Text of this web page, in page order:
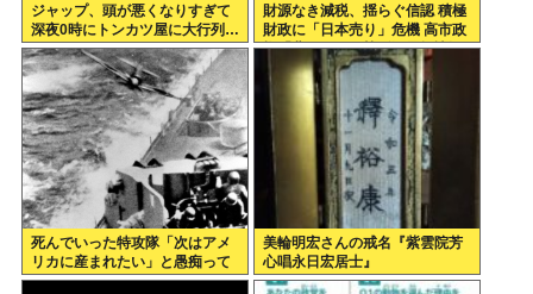
ジャップ、頭が悪くなりすぎて
深夜0時にトンカツ屋に大行列…
財源なき減税、揺らぐ信認 積極
財政に「日本売り」危機 高市政
権「悲願」に固執〔深層探訪〕
死んでいった特攻隊「次はアメ
リカに産まれたい」と愚痴って
いた
美輪明宏さんの戒名『紫雲院芳
心唱永日宏居士』